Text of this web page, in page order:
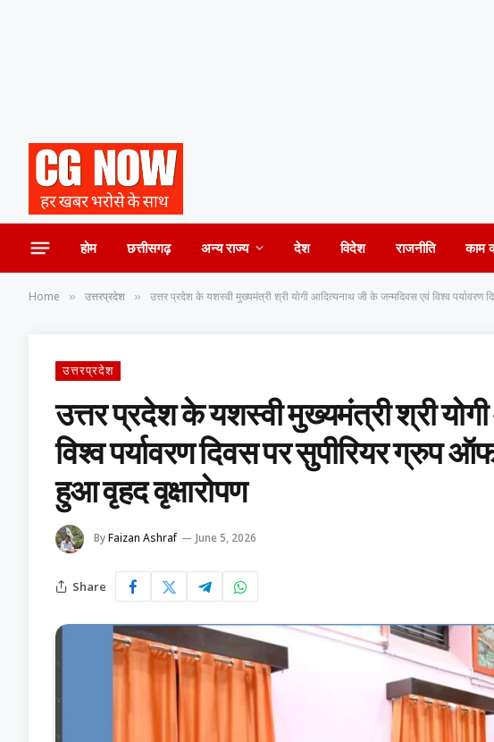
होम छत्तीसगढ़ अन्य राज्य देश विदेश राजनीति काम
Home » उत्तरप्रदेश » उत्तर प्रदेश के यशस्वी मुख्यमंत्री श्री योगी आदित्यनाथ जी के जन्मदिवस एवं विश्व
उत्तरप्रदेश
उत्तर प्रदेश के यशस्वी मुख्यमंत्री श्री
विश्व पर्यावरण दिवस पर सुपीरियर ग्रुप
हुआ वृहद वृक्षारोपण
ByFaizan Ashraf June 5, 2026
Share